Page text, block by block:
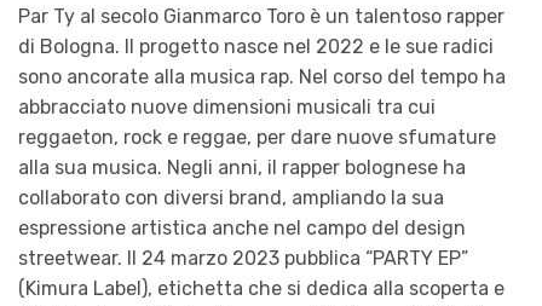
Par Ty al secolo Gianmarco Toro è un talentoso rapper
di Bologna. Il progetto nasce nel 2022 e le sue radici
sono ancorate alla musica rap. Nel corso del tempo ha
abbracciato nuove dimensioni musicali tra cui
reggaeton, rock e reggae, per dare nuove sfumature
alla sua musica. Negli anni, il rapper bolognese ha
collaborato con diversi brand, ampliando la sua
espressione artistica anche nel campo del design
streetwear. Il 24 marzo 2023 pubblica “PARTY EP”
(Kimura Label), etichetta che si dedica alla scoperta e